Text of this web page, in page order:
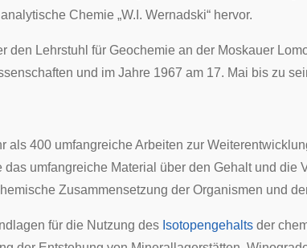
Chemie „W.I. Wernadski“ hervor.
den Lehrstuhl für Geochemie an der Moskauer
und im Jahre 1967 am 17. Mai bis zu
als 400 umfangreiche Arbeiten zur
das umfangreiche Material über den Gehalt und
Zusammensetzung der Organismen und
für die Nutzung des Isotopengehalts der